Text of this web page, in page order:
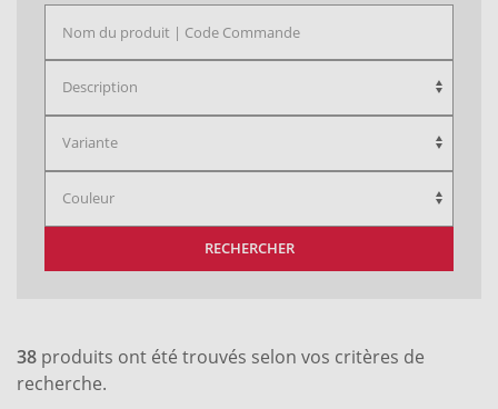
RECHERCHER
38 produits ont été trouvés selon vos critères de
recherche.